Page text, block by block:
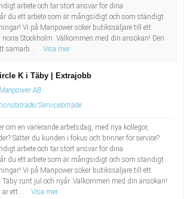
arbete och tar stort ansvar för dina
du ett arbete som är mångsidigt och som ständigt
Vi på Manpower söker butikssäljare till ett
Stockholm. Välkommen med din ansökan! Den
samarb...
Visa mer
K i Täby | Extrajobb
AB
Servicebiträde
om en varierande arbetsdag, med nya kollegor,
Sätter du kunden i fokus och brinner för service?
arbete och tar stort ansvar för dina
du ett arbete som är mångsidigt och som ständigt
Vi på Manpower söker butikssäljare till ett
runt jul och nyår. Välkommen med din ansökan!
är ett...
Visa mer